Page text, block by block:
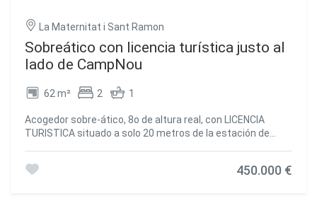
La Maternitat i Sant Ramon
Sobreático con licencia turística justo al
lado de CampNou
62 m² 2 1
Acogedor sobre-ático, 8o de altura real, con LICENCIA
TURISTICA situado a solo 20 metros de la estación de
a una terraza, una amplia habitación doble también con
450.000 €